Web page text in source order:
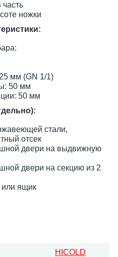
часть
ножки
мм (GN 1/1)
50 мм
50 мм
стали,
отсек
двери на выдвижную
двери на секцию из 2
или ящик
HICOLD